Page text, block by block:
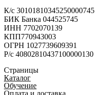
К/с 30101810345250000745
БИК Банка 044525745
ИНН 7702070139
КПП770943003
ОГРН 1027739609391
Р/с 40802810437100000130
Страницы
Каталог
Обучение